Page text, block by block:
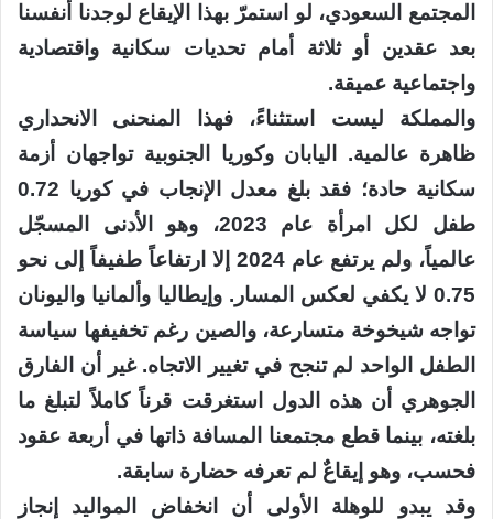
المجتمع السعودي، لو استمرّ بهذا الإيقاع لوجدنا أنفسنا
بعد عقدين أو ثلاثة أمام تحديات سكانية واقتصادية
واجتماعية عميقة.
والمملكة ليست استثناءً، فهذا المنحنى الانحداري
ظاهرة عالمية. اليابان وكوريا الجنوبية تواجهان أزمة
سكانية حادة؛ فقد بلغ معدل الإنجاب في كوريا 0.72
طفل لكل امرأة عام 2023، وهو الأدنى المسجّل
عالمياً، ولم يرتفع عام 2024 إلا ارتفاعاً طفيفاً إلى نحو
0.75 لا يكفي لعكس المسار. وإيطاليا وألمانيا واليونان
تواجه شيخوخة متسارعة، والصين رغم تخفيفها سياسة
الطفل الواحد لم تنجح في تغيير الاتجاه. غير أن الفارق
الجوهري أن هذه الدول استغرقت قرناً كاملاً لتبلغ ما
بلغته، بينما قطع مجتمعنا المسافة ذاتها في أربعة عقود
فحسب، وهو إيقاعٌ لم تعرفه حضارة سابقة.
وقد يبدو للوهلة الأولى أن انخفاض المواليد إنجاز